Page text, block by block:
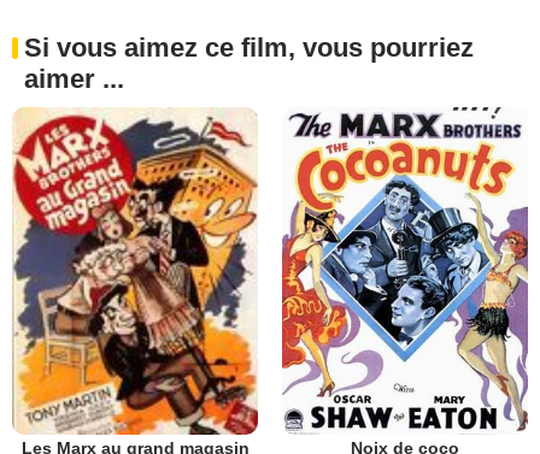
Si vous aimez ce film, vous pourriez
aimer ...
Les Marx au grand magasin Noix de coco